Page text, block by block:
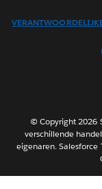
© Copyright 2026
verschillende
eigenaren. Salesforce